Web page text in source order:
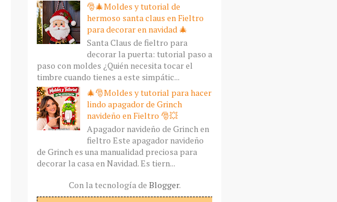
🎅🎄Moldes y tutorial de
hermoso santa claus en Fieltro
para decorar en navidad 🎄
Santa Claus de fieltro para
decorar la puerta: tutorial paso a
paso con moldes ¿Quién necesita tocar el
timbre cuando tienes a este simpátic...
🎄🎅Moldes y tutorial para hacer
lindo apagador de Grinch
navideño en Fieltro 🎅💥
Apagador navideño de Grinch en
fieltro Este apagador navideño
de Grinch es una manualidad preciosa para
decorar la casa en Navidad. Es tiern...
Con la tecnología de Blogger.